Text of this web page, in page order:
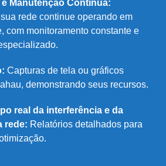
Manutenção Contínua:
rede continue operando em
com monitoramento constante e
Capturas de tela ou gráficos
demonstrando seus recursos.
real da interferência e da
rede: Relatórios detalhados para